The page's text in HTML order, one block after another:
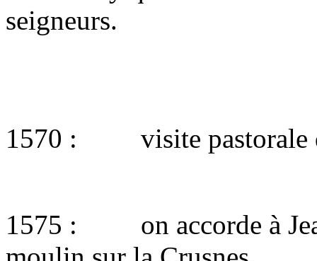
seigneurs.
1570 : visite pastorale
1575 : on accorde à